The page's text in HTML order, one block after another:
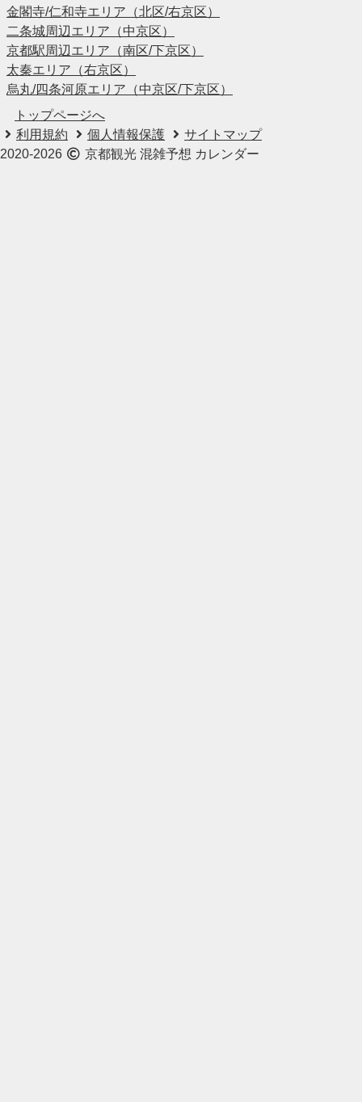
金閣寺/仁和寺エリア（北区/右京区）
二条城周辺エリア（中京区）
京都駅周辺エリア（南区/下京区）
太秦エリア（右京区）
烏丸/四条河原エリア（中京区/下京区）
トップページへ
利用規約
個人情報保護
サイトマップ
2020-2026
京都観光 混雑予想 カレンダー